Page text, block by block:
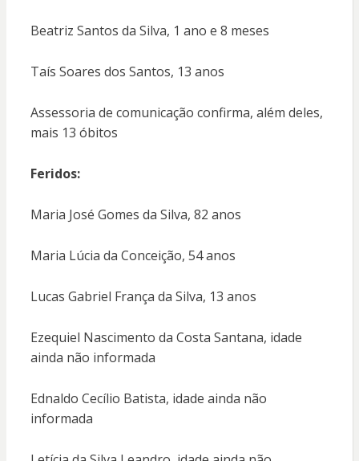
Beatriz Santos da Silva, 1 ano e 8 meses
Taís Soares dos Santos, 13 anos
Assessoria de comunicação confirma, além deles,
mais 13 óbitos
Feridos:
Maria José Gomes da Silva, 82 anos
Maria Lúcia da Conceição, 54 anos
Lucas Gabriel França da Silva, 13 anos
Ezequiel Nascimento da Costa Santana, idade
ainda não informada
Ednaldo Cecílio Batista, idade ainda não
informada